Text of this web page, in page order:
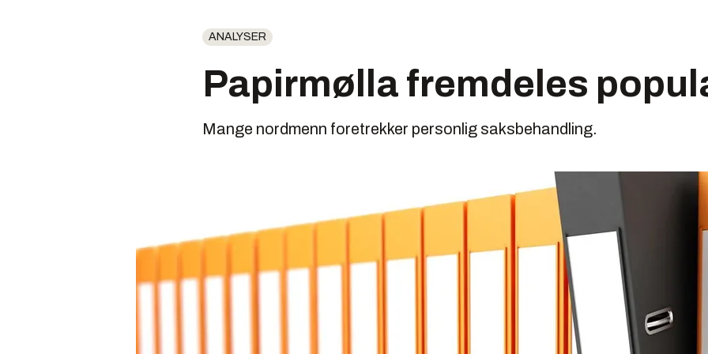
ANALYSER
Papirmølla fremdeles
Mange nordmenn foretrekker personlig saksbehandling.